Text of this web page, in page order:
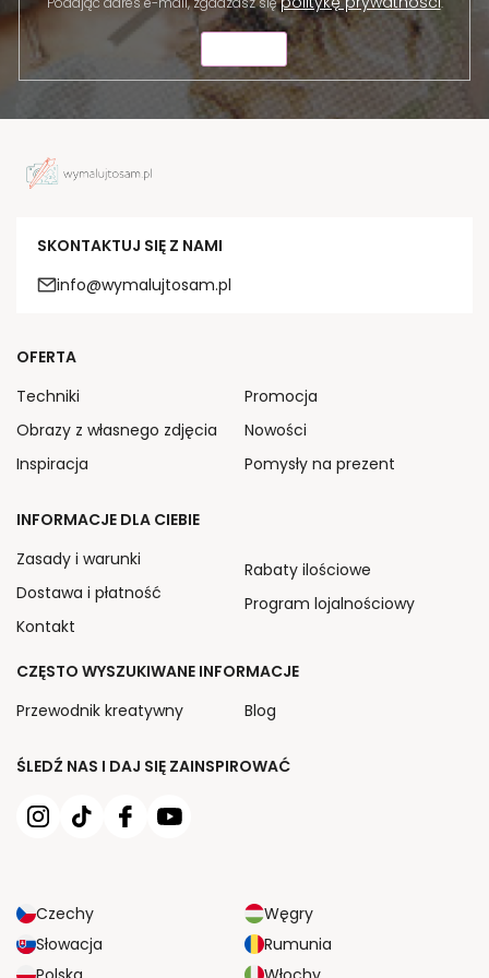
SKONTAKTUJ SIĘ Z NAMI
info@wymalujtosam.pl
ŚLEDŹ NAS I DAJ SIĘ ZAINSPIROWAĆ
Czechy
Węgry
Słowacja
Rumunia
OFERTA
Techniki
Obrazy z własnego zdjęcia
Inspiracja
Promocja
Nowości
Pomysły na prezent
INFORMACJE DLA CIEBIE
Zasady i warunki
Dostawa i płatność
Kontakt
Rabaty ilościowe
Program lojalnościowy
CZĘSTO WYSZUKIWANE INFORMACJE
Przewodnik kreatywny
Blog